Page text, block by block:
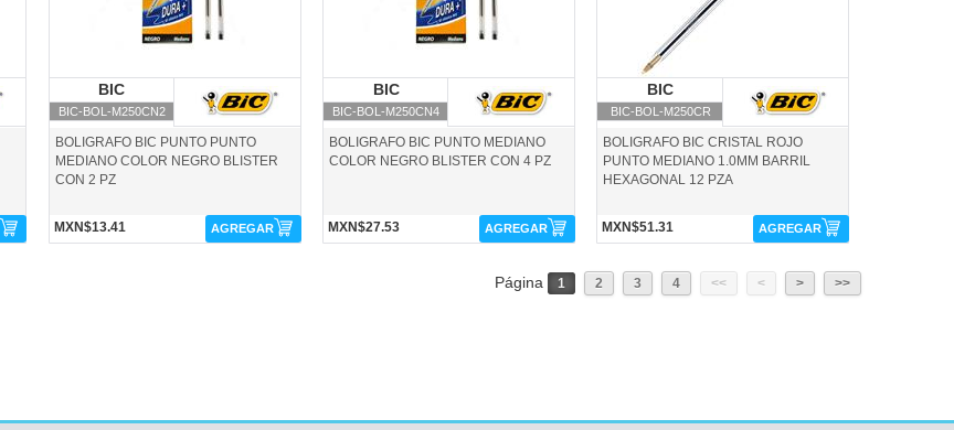
BIC
BIC-BOL-M250CN2
BOLIGRAFO BIC PUNTO PUNTO
MEDIANO COLOR NEGRO BLISTER
CON 2 PZ
MXN$13.41 AGREGAR
BIC
BIC-BOL-M250CN4
BOLIGRAFO BIC PUNTO MEDIANO
COLOR NEGRO BLISTER CON 4 PZ
MXN$27.53 AGREGAR
BIC
BIC-BOL-M250CR
BOLIGRAFO BIC CRISTAL ROJO
PUNTO MEDIANO 1.0MM BARRIL
HEXAGONAL 12 PZA
MXN$51.31 AGREGAR
Página 1 2 3 4 << < > >>